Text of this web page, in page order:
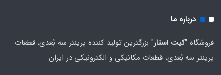
درباره ما
فروشگاه "کیت استار" بزرگترین تولید کننده پرینتر سه بُعدی، قطعات
پرینتر سه بُعدی، قطعات مکانیکی و الکترونیکی در ایران